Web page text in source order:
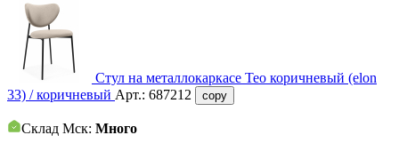
Стул на металлокаркасе Тео коричневый (elon
33) / коричневый Арт.: 687212 copy
Склад Мск: Много